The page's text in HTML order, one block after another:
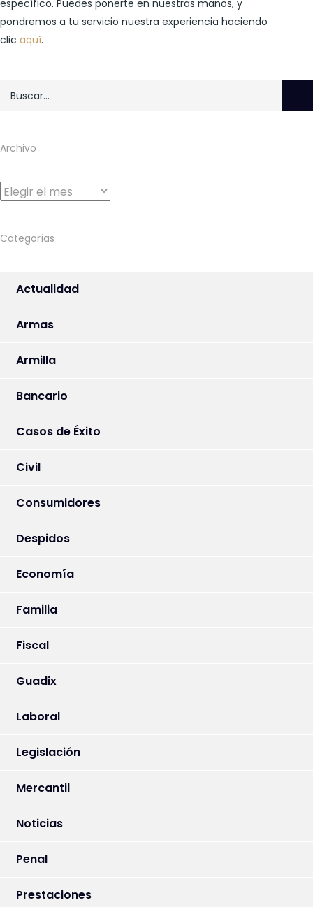
específico. Puedes ponerte en nuestras manos, y
pondremos a tu servicio nuestra experiencia haciendo
clic aquí.
Archivo
Archivo
Categorías
Actualidad
Armas
Armilla
Bancario
Casos de Éxito
Civil
Consumidores
Despidos
Economía
Familia
Fiscal
Guadix
Laboral
Legislación
Mercantil
Noticias
Penal
Prestaciones